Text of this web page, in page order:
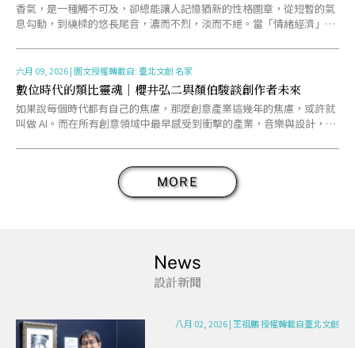
香氣，是一種觸不可及，卻總能讓人記憶猶新的性格圖章，從短暫的氣
息勾動，到繞樑的悠長尾音，濃而不烈，淡而不絕。當「情緒經濟」以
六月 09, 2026|圖文授權轉載自: 臺北文創 名家
數位時代的類比靈魂｜櫻井弘二與顏伯駿談創作者未來
如果說每個時代都有自己的焦慮，那麼創意產業這幾年的焦慮，或許就
叫做 AI。而在所有創意領域中最早感受到衝擊的產業，音樂與設計，大
MORE
News
設計新聞
八月 02, 2026| 王祖鵬 授權轉載自臺北文創